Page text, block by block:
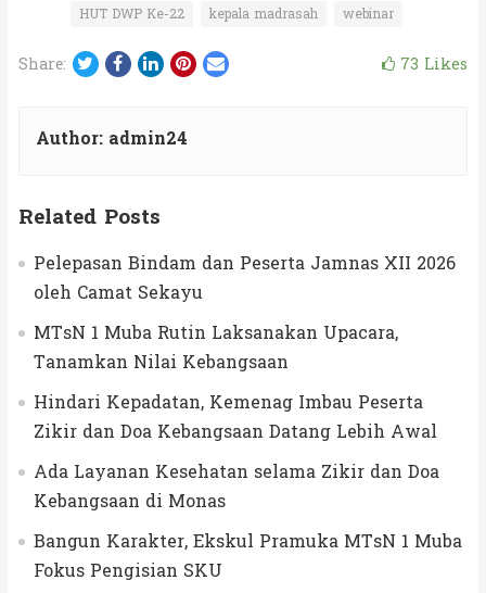
HUT DWP Ke-22 kepala madrasah webinar
Share: Twitter
Facebook
LinkedIn
Pinterest
Email 73 Likes
Author: admin24
Related Posts
Pelepasan Bindam dan Peserta Jamnas XII 2026
oleh Camat Sekayu
MTsN 1 Muba Rutin Laksanakan Upacara,
Tanamkan Nilai Kebangsaan
Hindari Kepadatan, Kemenag Imbau Peserta
Zikir dan Doa Kebangsaan Datang Lebih Awal
Ada Layanan Kesehatan selama Zikir dan Doa
Kebangsaan di Monas
Bangun Karakter, Ekskul Pramuka MTsN 1 Muba
Fokus Pengisian SKU